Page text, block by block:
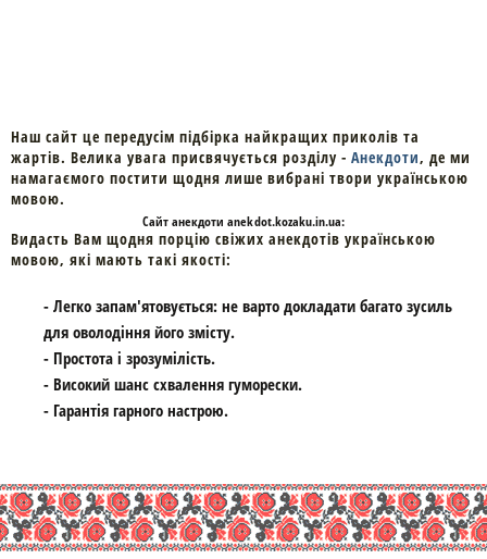
Наш сайт це передусім підбірка найкращих приколів та
жартів. Велика увага присвячується розділу - Анекдоти, де ми
намагаємого постити щодня лише вибрані твори українською
мовою.
Cайтанекдоти anekdot.kozaku.in.ua:
Видасть Вам щодня порцію свіжих анекдотів українською
мовою, які мають такі якості:
- Легко запам'ятовується: не варто докладати багато зусиль
для оволодіння його змісту.
- Простота і зрозумілість.
- Високий шанс схвалення гуморески.
- Гарантія гарного настрою.